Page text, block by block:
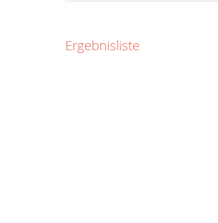
Ergebnisliste